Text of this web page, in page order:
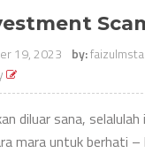
19, 2023 by:faizulmsta
diluar sana,
mara untuk berhati